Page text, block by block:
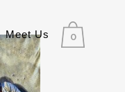
0
Meet Us